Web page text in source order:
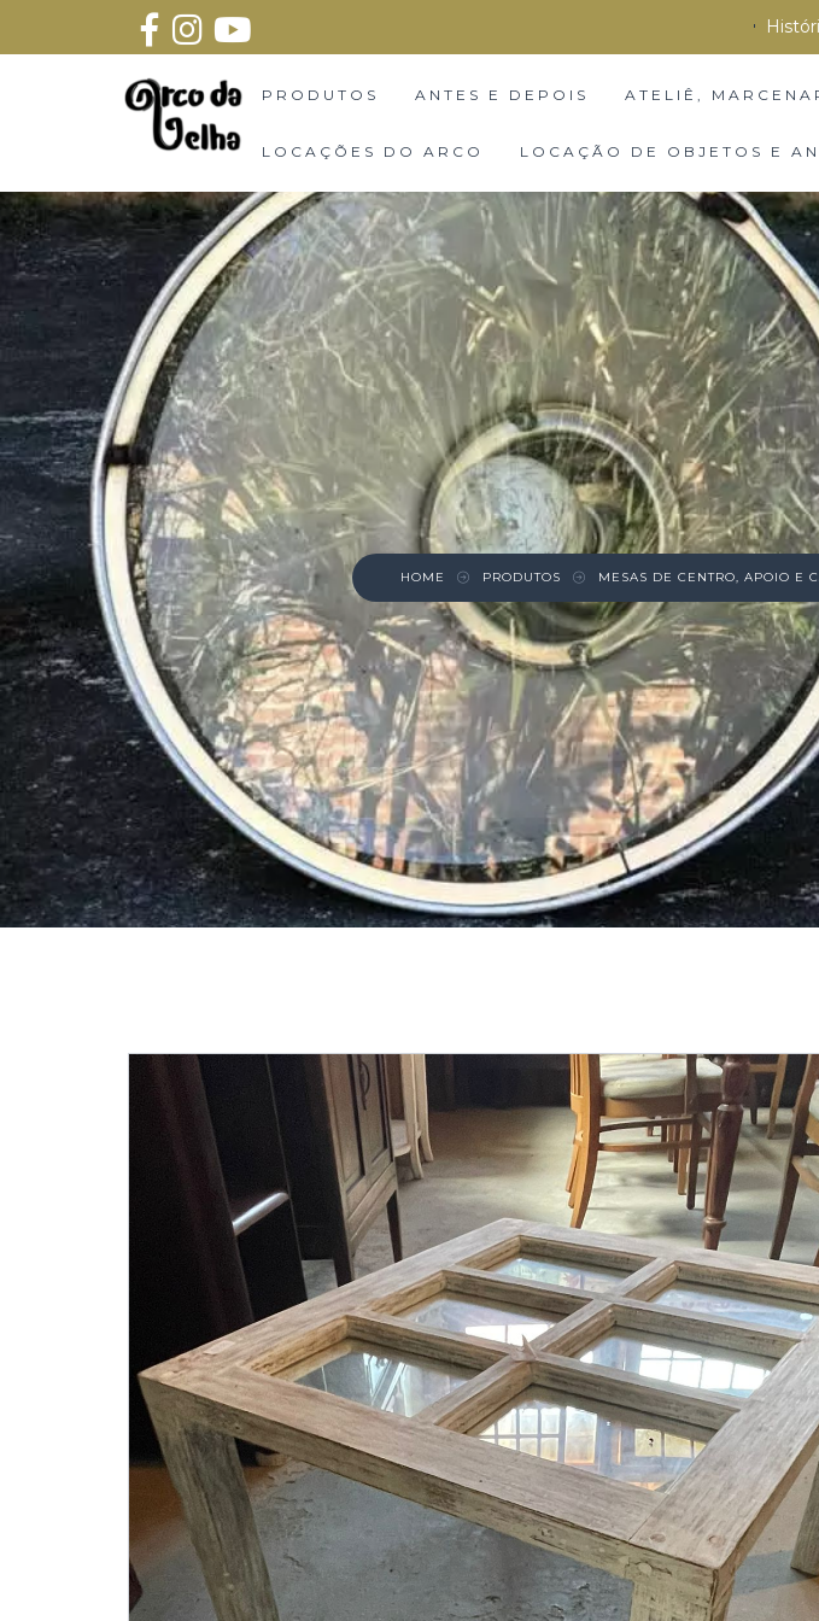
PRODUTOS ANTES E DEPOIS ATELIÊ,
LOCAÇÕES DO ARCO LOCAÇÃO DE OBJETOS E
HOME PRODUTOS MESAS DE CENTRO, APOIO E